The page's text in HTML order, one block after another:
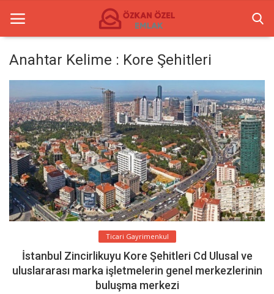
İletişim
Ticari Merkezler
Ticari Gayrimenkul
Türkçe
Anahtar Kelime : Kore Şehitleri
Ticari Gayrimenkul
İstanbul Zincirlikuyu Kore Şehitleri Cd Ulusal ve
uluslararası marka işletmelerin genel merkezlerinin
buluşma merkezi